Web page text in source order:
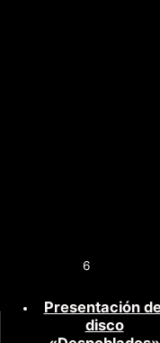
6
Presentación
disco